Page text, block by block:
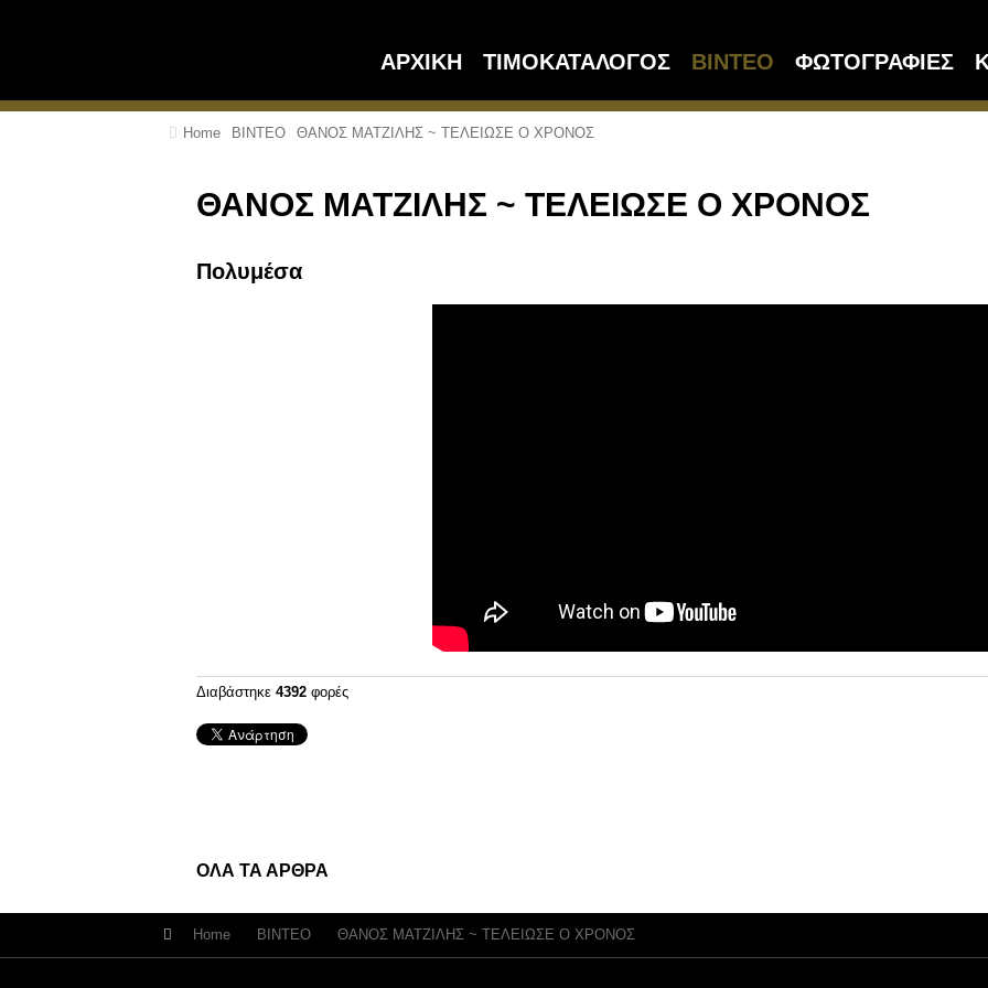
ΑΡΧΙΚΗ ΤΙΜΟΚΑΤΑΛΟΓΟΣ ΒΙΝΤΕΟ ΦΩΤΟΓΡΑΦΙΕΣ
Home ΒΙΝΤΕΟ ΘΑΝΟΣ ΜΑΤΖΙΛΗΣ ~ ΤΕΛΕΙΩΣΕ Ο ΧΡΟΝΟΣ
ΘΑΝΟΣ ΜΑΤΖΙΛΗΣ ~ ΤΕΛΕΙΩΣΕ Ο ΧΡΟΝΟΣ
Πολυμέσα
Διαβάστηκε 4392 φορές
ΟΛΑ ΤΑ ΑΡΘΡΑ
Home ΒΙΝΤΕΟ ΘΑΝΟΣ ΜΑΤΖΙΛΗΣ ~ ΤΕΛΕΙΩΣΕ Ο ΧΡΟΝΟΣ